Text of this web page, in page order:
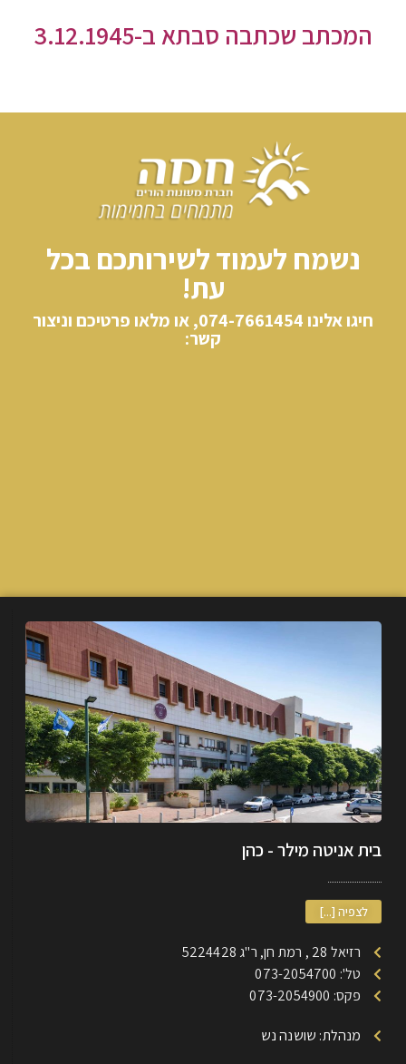
המכתב שכתבה סבתא ב-3.12.1945
נשמח לעמוד לשירותכם בכל
עת!
חיגו אלינו​ 074-7661454, או מלאו פרטיכם וניצור
קשר:
בית אניטה מילר - כהן
לצפיה [...]
רזיאל 28 , רמת חן, ר"ג 5224428
טל': 073-2054700
פקס: 073-2054900
מנהלת: שושנה נש